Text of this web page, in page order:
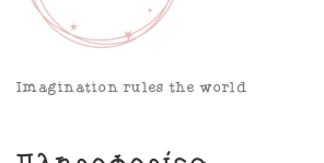
Imagination rules the world